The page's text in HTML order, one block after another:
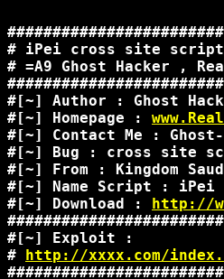
# iPei cross site
# =A9 Ghost
#[~] Author :
#[~] Homepage :
#[~] Contact Me :
#[~] Bug : cross
#[~] From :
#[~] Name
#[~] Download : http://
#[~] Exploit :
# http://xxxx.com/